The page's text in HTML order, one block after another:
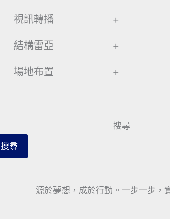
視訊轉播 +
結構雷亞 +
場地布置 +
搜尋
搜尋
源於夢想，成於行動。一步一步，